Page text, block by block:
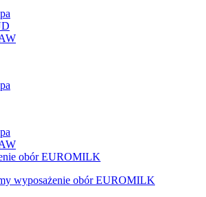
obór EUROMILK
wyposażenie obór EUROMILK